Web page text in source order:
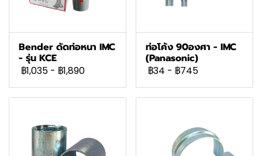
Bender ดัดท่อหนา IMC
- รุ่น KCE
฿1,035 - ฿1,890
ท่อโค้ง 90องศา - IMC
(Panasonic)
฿34 - ฿745